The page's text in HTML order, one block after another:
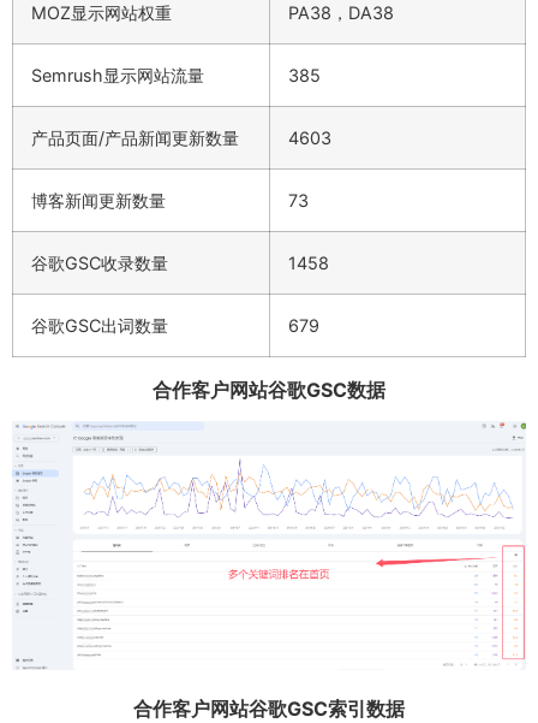
MOZ显示网站权重 PA38，DA38
Semrush显示网站流量 385
产品页面/产品新闻更新数量 4603
博客新闻更新数量 73
谷歌GSC收录数量 1458
谷歌GSC出词数量 679
合作客户网站谷歌GSC数据
合作客户网站谷歌GSC索引数据